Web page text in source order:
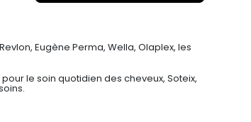
Eugène Perma, Wella, Olaplex, les
le soin quotidien des cheveux, Soteix,